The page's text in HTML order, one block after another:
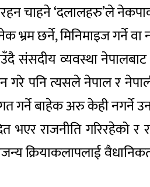
चाहने ‘दलालहरु’ले
भ्रम छर्ने, मिनिमाइज गर्ने
संसदीय व्यवस्था
त्यसले नेपाल र
गर्ने बाहेक अरु केही नगर्ने
भएर राजनीति गरिरहेको
क्रियाकलापलाई